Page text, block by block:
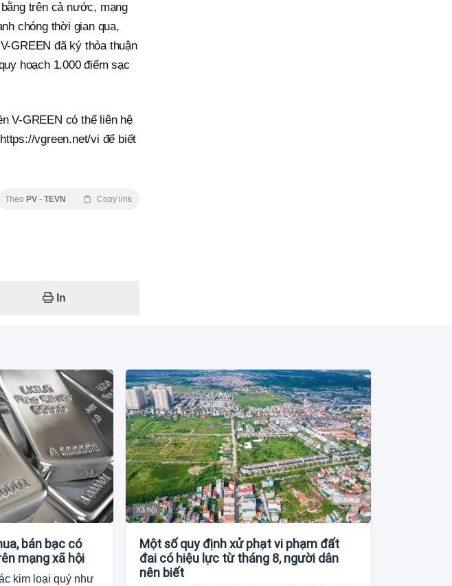
trên cả nước, mạng
chóng thời gian qua,
GREEN đã ký thỏa thuận
hoạch 1.000 điểm sạc
V-GREEN có thể liên hệ
vgreen.net/vi để biết
Theo PV - TEVN Copy link
In
bán bạc có
mạng xã hội
kim loại quý như
Xã hội
Một số quy định xử phạt vi phạm đất
đai có hiệu lực từ tháng 8, người dân
nên biết